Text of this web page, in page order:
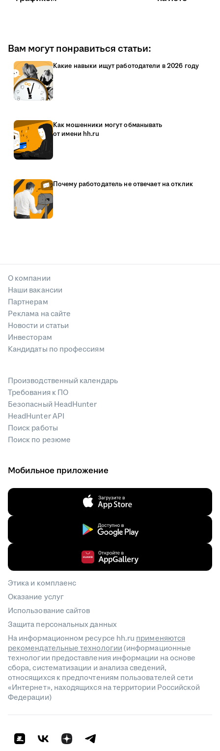
Вам могут понравиться статьи:
Какие навыки ищут работодатели в 2026 году
Как мошенники могут обманывать
от имени hh.ru
Почему работодатель не отвечает на отклик
О компании
Наши вакансии
Партнерам
Реклама на сайте
Новости и статьи
Инвесторам
Кандидаты по профессиям
Производственный календарь
Требования к ПО
Безопасный HeadHunter
HeadHunter API
Поиск работы
Поиск по резюме
Мобильное приложение
Этика и комплаенс
Оказание услуг
Использование сайтов
Защита персональных данных
На информационном ресурсе hh.ru применяются
рекомендательные технологии(информационные
технологии предоставления информации на основе
сбора, систематизации и анализа сведений,
относящихся к предпочтениям пользователей сети
«Интернет», находящихся на территории Российской
Федерации)